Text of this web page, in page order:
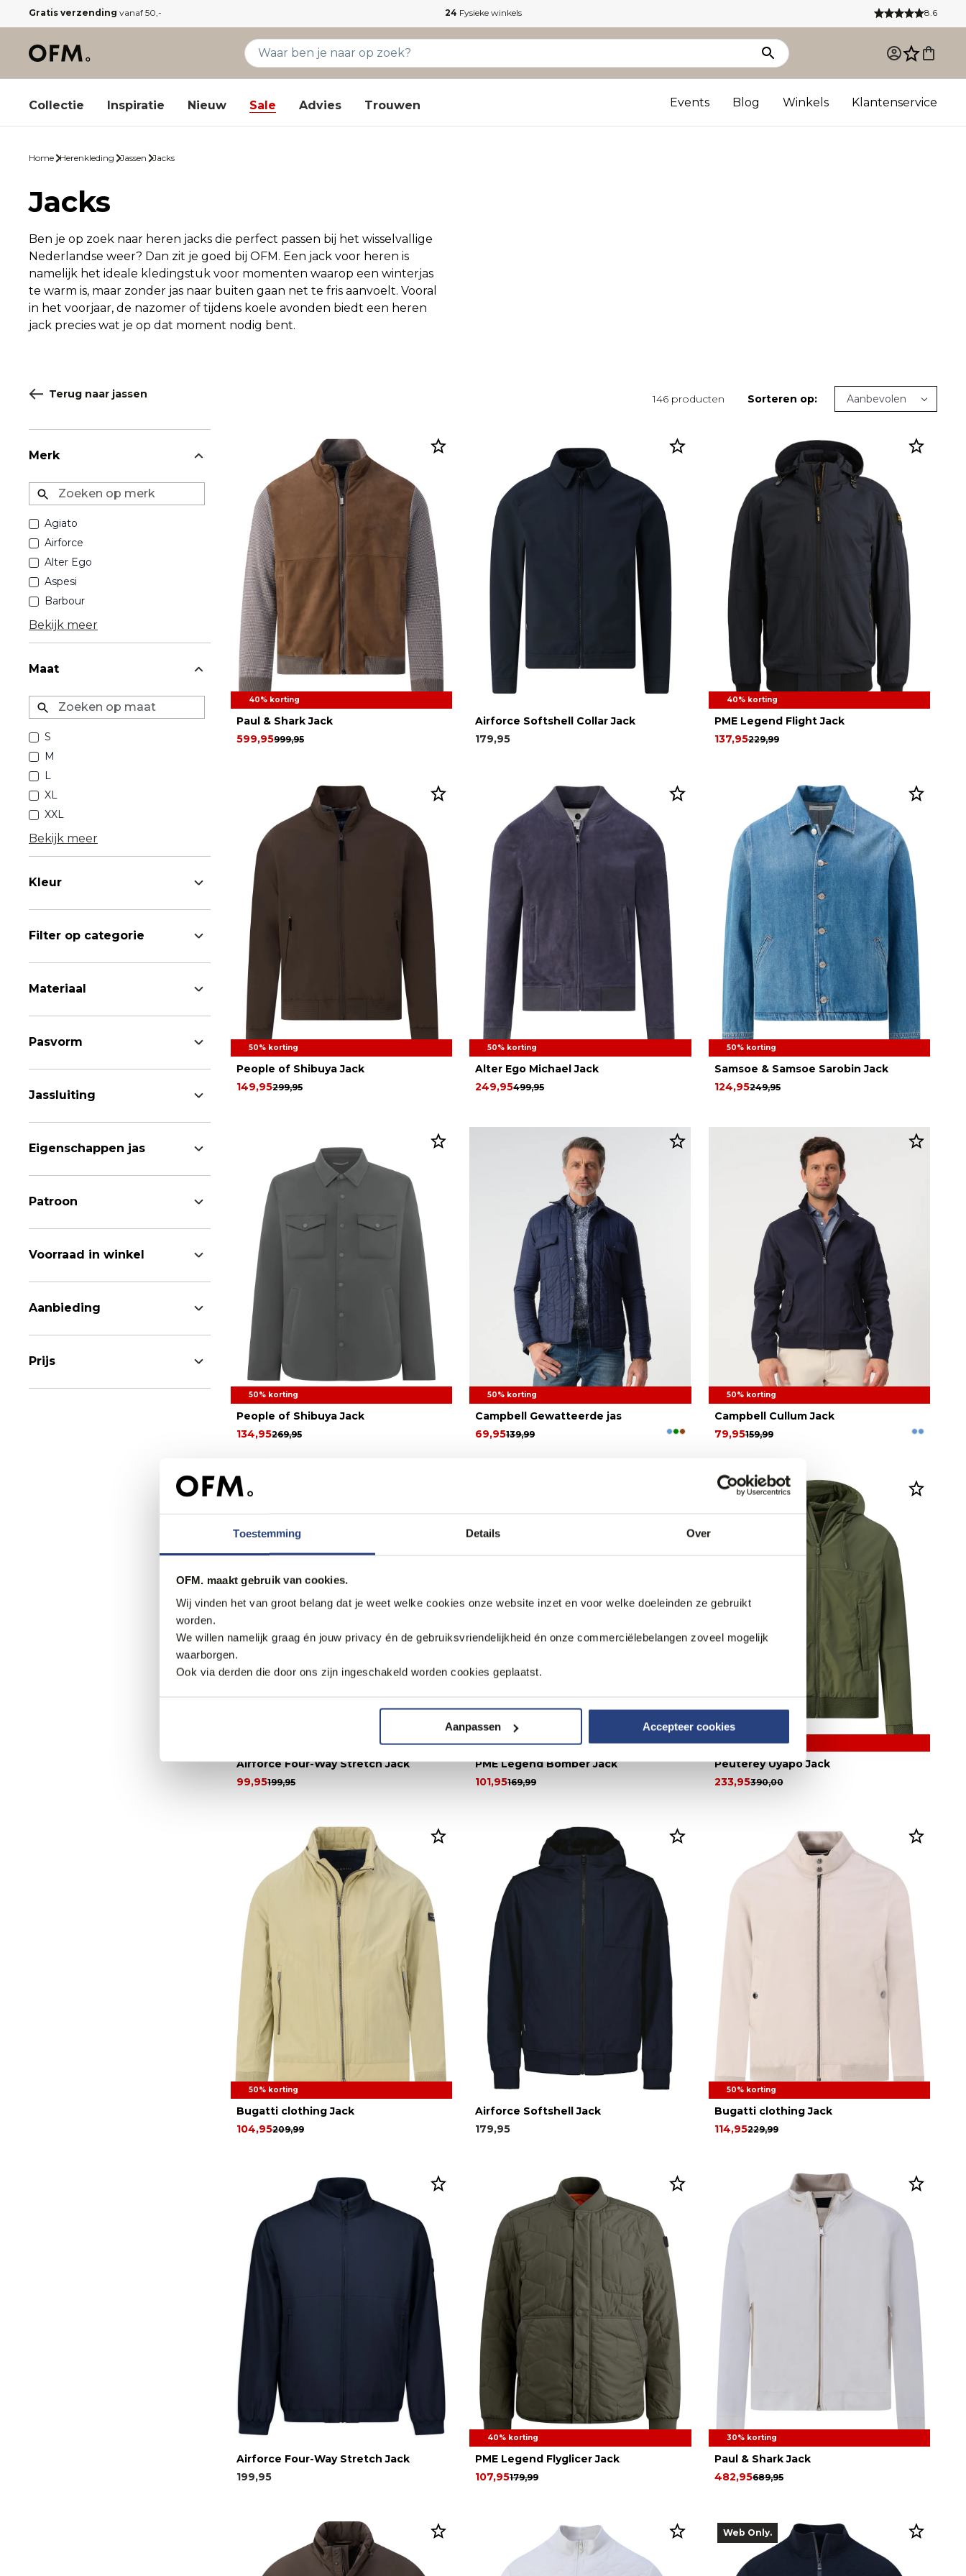
Toestemming Details Over
OFM. maakt gebruik van cookies.
Wij vinden het van groot belang dat je weet welke cookies onze website inzet en voor welke doeleinden ze gebruikt
worden.
We willen namelijk graag én jouw privacy én de gebruiksvriendelijkheid én onze commerciëlebelangen zoveel mogelijk
waarborgen.
Ook via derden die door ons zijn ingeschakeld worden cookies geplaatst.
Aanpassen Accepteer cookies
Gratis verzending vanaf 50,- 24 Fysieke winkels 8.6
Collectie Inspiratie Nieuw Sale Advies Trouwen Events Blog Winkels Klantenservice
Home Herenkleding Jassen Jacks
Jacks
Ben je op zoek naar heren jacks die perfect passen bij het wisselvallige
Nederlandse weer? Dan zit je goed bij OFM. Een jack voor heren is
namelijk het ideale kledingstuk voor momenten waarop een winterjas
te warm is, maar zonder jas naar buiten gaan net te fris aanvoelt. Vooral
in het voorjaar, de nazomer of tijdens koele avonden biedt een heren
jack precies wat je op dat moment nodig bent.
Terug naar jassen Sorteren op:
146 producten
Merk
Zoeken op merk
Agiato
Airforce
Alter Ego
Aspesi
Barbour
Bekijk meer
Maat
Zoeken op maat
S
M
L
XL
XXL
Bekijk meer
Kleur
Filter op categorie
Materiaal
Pasvorm
Jassluiting
Eigenschappen jas
Patroon
Voorraad in winkel
Aanbieding
Prijs
40% korting
Paul & Shark Jack
999,95
599,95
Airforce Softshell Collar Jack
179,95
40% korting
PME Legend Flight Jack
229,99
137,95
50% korting
People of Shibuya Jack
299,95
149,95
50% korting
Alter Ego Michael Jack
499,95
249,95
50% korting
Samsoe & Samsoe Sarobin Jack
249,95
124,95
50% korting
People of Shibuya Jack
269,95
134,95
50% korting
Campbell Gewatteerde jas
139,99
69,95
50% korting
Campbell Cullum Jack
159,99
79,95
Web Only.
Airforce Four-Way Stretch Jack
199,95
99,95
40% korting
PME Legend Bomber Jack
169,99
101,95
40% korting
Peuterey Uyapo Jack
390,00
233,95
50% korting
Bugatti clothing Jack
209,99
104,95
Airforce Softshell Jack
179,95
50% korting
Bugatti clothing Jack
229,99
114,95
Airforce Four-Way Stretch Jack
199,95
40% korting
PME Legend Flyglicer Jack
179,99
107,95
30% korting
Paul & Shark Jack
689,95
482,95
Web Only.